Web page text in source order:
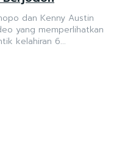
dan Kenny Austin
kelahiran 6...